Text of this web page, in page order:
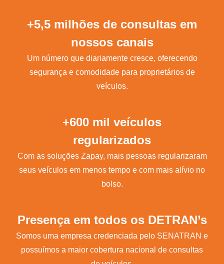
+5,5 milhões de consultas em
nossos canais
Um número que diariamente cresce, oferecendo
segurança e comodidade para proprietários de
veículos.
+600 mil veículos
regularizados
Com as soluções Zapay, mais pessoas regularizaram
seus veículos em menos tempo e com mais alívio no
bolso.
Presença em todos os DETRAN’s
Somos uma empresa credenciada pelo SENATRAN e
possuímos a maior cobertura nacional de consultas